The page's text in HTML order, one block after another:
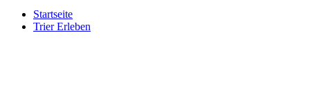
Startseite
Trier Erleben